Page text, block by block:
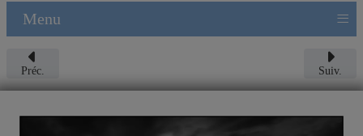
Menu ≡
Préc. Suiv.